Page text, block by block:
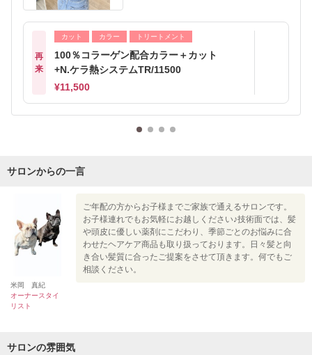
再
来
カット カラー トリートメント
100％コラーゲン配合カラー＋カット
+N.ケラ熱システムTR/11500
¥11,500
サロンからの一言
米岡 真紀
オーナースタイ
リスト
ご年配の方からお子様までご家族で通えるサロンです。
お子様連れでもお気軽にお越しください♪技術面では、髪
や頭皮に優しい薬剤にこだわり、季節ごとのお悩みに合
わせたヘアケア商品も取り扱っております。日々髪と向
き合い髪質に合ったご提案をさせて頂きます。何でもご
相談ください。
サロンの雰囲気